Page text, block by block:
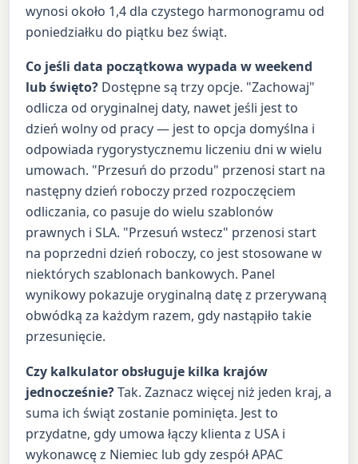
wynosi około 1,4 dla czystego harmonogramu od
poniedziałku do piątku bez świąt.
Co jeśli data początkowa wypada w weekend
lub święto? Dostępne są trzy opcje. "Zachowaj"
odlicza od oryginalnej daty, nawet jeśli jest to
dzień wolny od pracy — jest to opcja domyślna i
odpowiada rygorystycznemu liczeniu dni w wielu
umowach. "Przesuń do przodu" przenosi start na
następny dzień roboczy przed rozpoczęciem
odliczania, co pasuje do wielu szablonów
prawnych i SLA. "Przesuń wstecz" przenosi start
na poprzedni dzień roboczy, co jest stosowane w
niektórych szablonach bankowych. Panel
wynikowy pokazuje oryginalną datę z przerywaną
obwódką za każdym razem, gdy nastąpiło takie
przesunięcie.
Czy kalkulator obsługuje kilka krajów
jednocześnie?Tak. Zaznacz więcej niż jeden kraj, a
suma ich świąt zostanie pominięta. Jest to
przydatne, gdy umowa łączy klienta z USA i
wykonawcę z Niemiec lub gdy zespół APAC